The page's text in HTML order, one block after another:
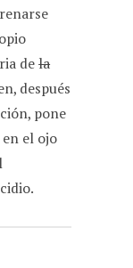
dela
después
pone
el ojo